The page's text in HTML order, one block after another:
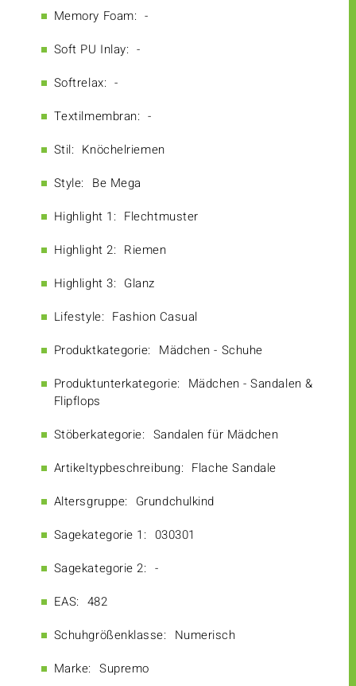
Memory Foam: -
Soft PU Inlay: -
Softrelax: -
Textilmembran: -
Stil: Knöchelriemen
Style: Be Mega
Highlight 1: Flechtmuster
Highlight 2: Riemen
Highlight 3: Glanz
Lifestyle: Fashion Casual
Produktkategorie: Mädchen - Schuhe
Produktunterkategorie: Mädchen - Sandalen &
Flipflops
Stöberkategorie: Sandalen für Mädchen
Artikeltypbeschreibung: Flache Sandale
Altersgruppe: Grundchulkind
Sagekategorie 1: 030301
Sagekategorie 2: -
EAS: 482
Schuhgrößenklasse: Numerisch
Marke: Supremo